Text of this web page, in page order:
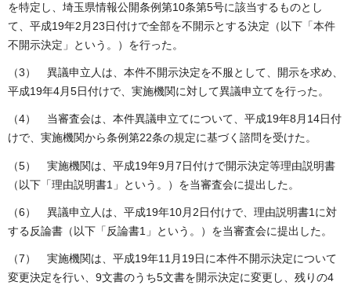
を特定し、埼玉県情報公開条例第10条第5号に該当するものとし
て、平成19年2月23日付けで全部を不開示とする決定（以下「本件
不開示決定」という。）を行った。
（3） 異議申立人は、本件不開示決定を不服として、開示を求め、
平成19年4月5日付けで、実施機関に対して異議申立てを行った。
（4） 当審査会は、本件異議申立てについて、平成19年8月14日付
けで、実施機関から条例第22条の規定に基づく諮問を受けた。
（5） 実施機関は、平成19年9月7日付けで開示決定等理由説明書
（以下「理由説明書1」という。）を当審査会に提出した。
（6） 異議申立人は、平成19年10月2日付けで、理由説明書1に対
する反論書（以下「反論書1」という。）を当審査会に提出した。
（7） 実施機関は、平成19年11月19日に本件不開示決定について
変更決定を行い、9文書のうち5文書を開示決定に変更し、残りの4